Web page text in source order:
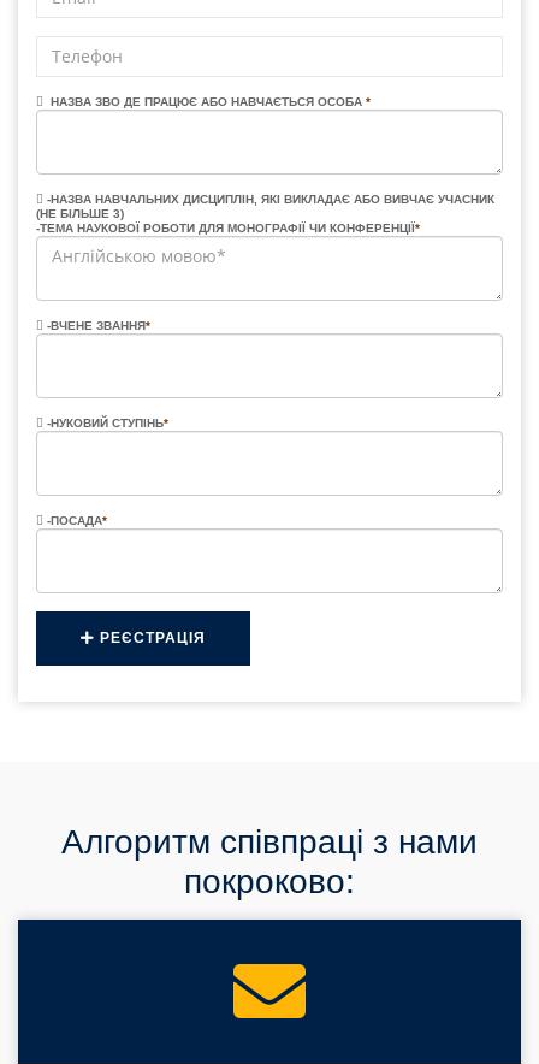
НАЗВА ЗВО ДЕ ПРАЦЮЄ АБО НАВЧАЄТЬСЯ ОСОБА *
-НАЗВА НАВЧАЛЬНИХ ДИСЦИПЛІН, ЯКІ ВИКЛАДАЄ АБО ВИВЧАЄ УЧАСНИК
(НЕ БІЛЬШЕ 3)
-ТЕМА НАУКОВОЇ РОБОТИ ДЛЯ МОНОГРАФІЇ ЧИ КОНФЕРЕНЦІЇ*
-ВЧЕНЕ ЗВАННЯ*
-НУКОВИЙ СТУПІНЬ*
-ПОСАДА*
РЕЄСТРАЦІЯ
Алгоритм співпраці з нами
покроково: